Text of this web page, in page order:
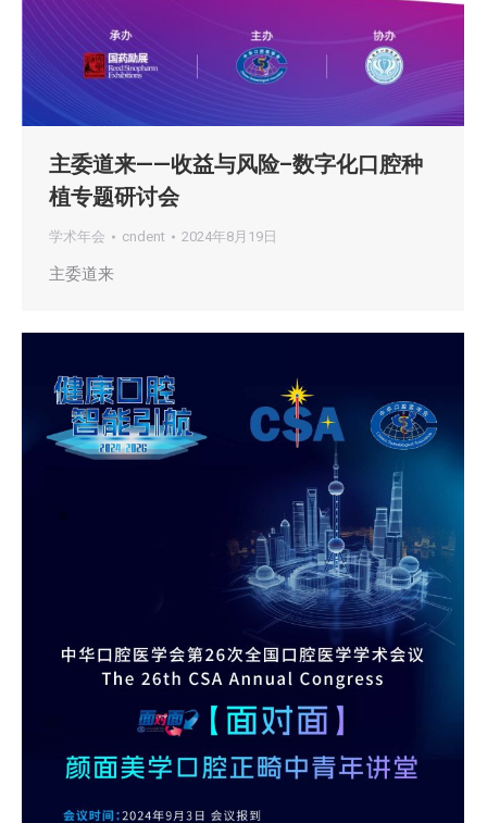
主委道来——收益与风险–数字化口腔种
植专题研讨会
学术年会 cndent 2024年8月19日
主委道来